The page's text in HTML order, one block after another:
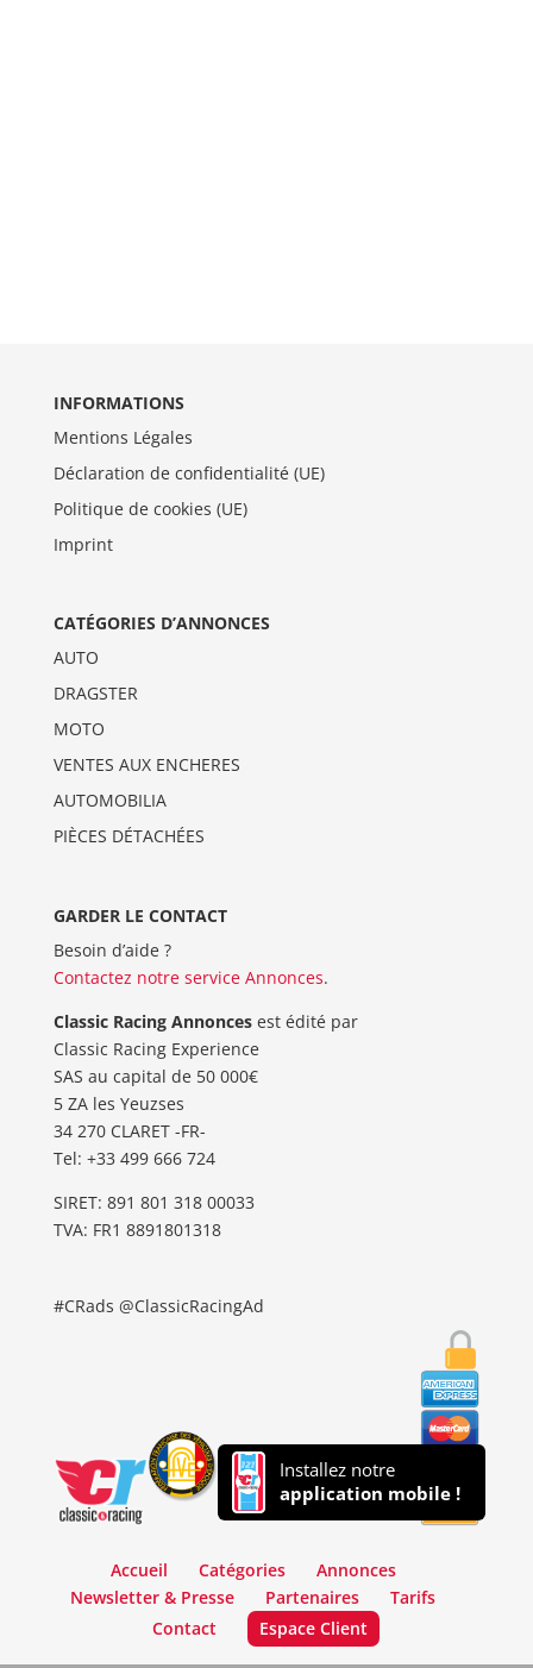
INFORMATIONS
Mentions Légales
Déclaration de confidentialité (UE)
Politique de cookies (UE)
Imprint
CATÉGORIES D’ANNONCES
AUTO
DRAGSTER
MOTO
VENTES AUX ENCHERES
AUTOMOBILIA
PIÈCES DÉTACHÉES
GARDER LE CONTACT
Besoin d’aide ?
Contactez notre service Annonces.
Classic Racing Annoncesest édité par
Classic Racing Experience
SAS au capital de 50 000€
5 ZA les Yeuzses
34 270 CLARET -FR-
Tel: ‭+33 499 666 724‬
SIRET: 891 801 318 00033
TVA: FR1 8891801318
#CRads @ClassicRacingAd
Installez notre
application mobile !
Accueil Catégories
Annonces
Newsletter & Presse
Partenaires
Tarifs
Contact
Espace Client